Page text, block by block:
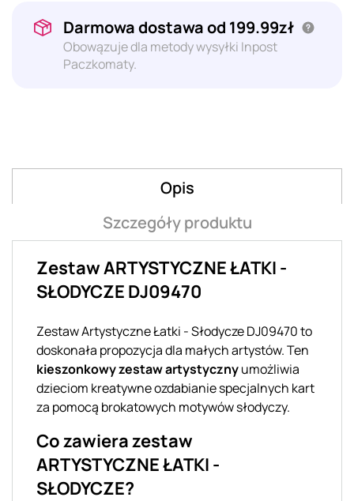
Darmowa dostawa od 199.99zł
Obowązuje dla metody wysyłki Inpost
Paczkomaty.
Opis
Szczegóły produktu
Zestaw ARTYSTYCZNE ŁATKI -
SŁODYCZE DJ09470
Zestaw Artystyczne Łatki - Słodycze DJ09470 to
doskonała propozycja dla małych artystów. Ten
kieszonkowy zestaw artystycznyumożliwia
dzieciom kreatywne ozdabianie specjalnych kart
za pomocą brokatowych motywów słodyczy.
Co zawiera zestaw
ARTYSTYCZNE ŁATKI -
SŁODYCZE?